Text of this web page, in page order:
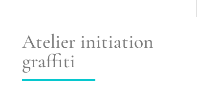
Atelier initiation
graffiti